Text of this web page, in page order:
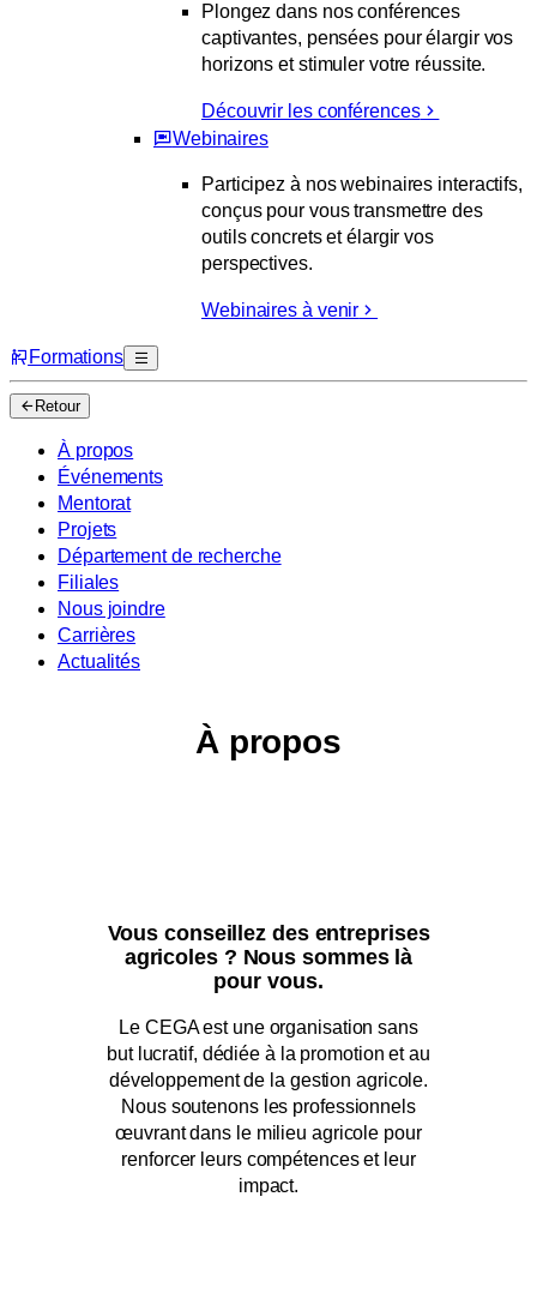
Plongez dans nos conférences
captivantes, pensées pour élargir vos
horizons et stimuler votre réussite.
Découvrir les conférences
Webinaires
Participez à nos webinaires interactifs,
conçus pour vous transmettre des
outils concrets et élargir vos
perspectives.
Webinaires à venir
Formations
Retour
À propos
Événements
Mentorat
Projets
Département de recherche
Filiales
Nous joindre
Carrières
Actualités
À propos
Vous conseillez des entreprises
agricoles ? Nous sommes là
pour vous.
Le CEGA est une organisation sans
but lucratif, dédiée à la promotion et au
développement de la gestion agricole.
Nous soutenons les professionnels
œuvrant dans le milieu agricole pour
renforcer leurs compétences et leur
impact.